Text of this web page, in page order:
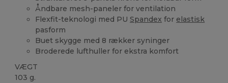
Åndbare mesh-paneler for ventilation
Flexfit-teknologi med PUSpandex for elastisk
pasform
Buet skygge med 8 rækker syninger
Broderede lufthuller for ekstra komfort
VÆGT
103 g.